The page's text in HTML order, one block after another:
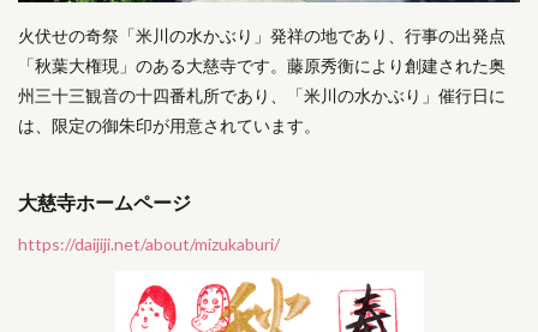
火伏せの奇祭「米川の水かぶり」発祥の地であり、行事の出発点
「秋葉大権現」のある大慈寺です。藤原秀衡により創建された奥
州三十三観音の十四番札所であり、「米川の水かぶり」催行日に
は、限定の御朱印が用意されています。
大慈寺ホームページ
https://daijiji.net/about/mizukaburi/